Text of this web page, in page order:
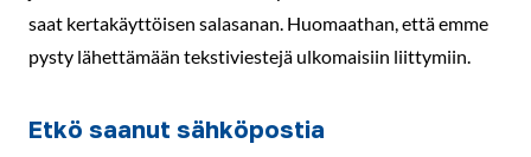
saat kertakäyttöisen salasanan. Huomaathan, että emme
pysty lähettämään tekstiviestejä ulkomaisiin liittymiin.
Etkö saanut sähköpostia